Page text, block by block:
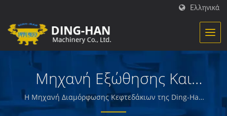
Ελληνικά
Μηχανή Εξώθησης Και
Διαμόρφωσης Κεφτεδάκια
Η Μηχανή Διαμόρφωσης Κεφτεδάκιων της Ding-Han
είναι κατάλληλη για προϊόντα σε σχήμα μπάλας. /